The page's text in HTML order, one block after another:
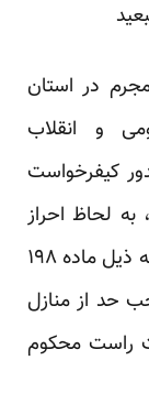
در استان
و انقلاب
کیفرخواست
به لحاظ احراز
جمیع جهات و شرایط و خصوصیات ۱۶ گانه ذیل ماده ۱۹۸
حد از منازل
راست محکوم